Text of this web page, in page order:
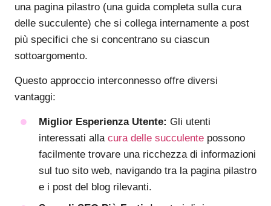
una pagina pilastro (una guida completa sulla cura
delle succulente) che si collega internamente a post
più specifici che si concentrano su ciascun
sottoargomento.
Questo approccio interconnesso offre diversi
vantaggi:
Miglior Esperienza Utente: Gli utenti
interessati alla cura delle succulente possono
facilmente trovare una ricchezza di informazioni
sul tuo sito web, navigando tra la pagina pilastro
e i post del blog rilevanti.